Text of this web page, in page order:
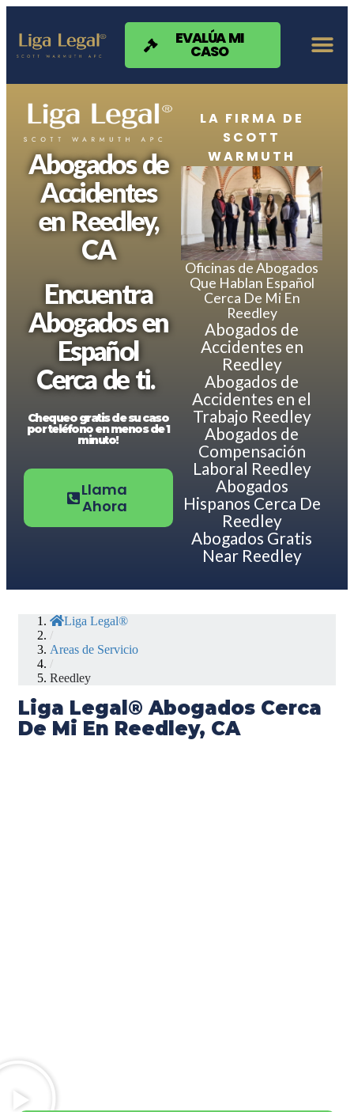
Nota:
sitio
web
accesibilidad.
EVALÚA MI
CASO
Abogados de
Accidentes
en Reedley,
CA
Encuentra
Abogados en
Español
Cerca de ti.
Chequeo gratis de su caso
por teléfono en menos de 1
minuto!
Llama
Ahora
LA FIRMA DE
SCOTT
WARMUTH
Oficinas de Abogados
Que Hablan Español
Cerca De Mi En
Reedley
Abogados de
Accidentes en
Reedley
Abogados de
Accidentes en el
Trabajo Reedley
Abogados de
Compensación
Laboral Reedley
Abogados
Hispanos Cerca De
Reedley
Abogados Gratis
Near Reedley
Liga Legal®
/
Areas de Servicio
/
Reedley
Liga Legal® Abogados Cerca
De Mi En Reedley, CA